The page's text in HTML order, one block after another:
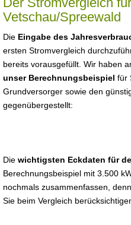
Vetschau/Spreewald
Die Eingabe des
ersten Stromvergleich
bereits vorausgefüllt. Wir haben
unser Berechnungsbeispiel für
Grundversorger sowie den
gegenübergestellt:
Die wichtigsten Eckdaten für
Berechnungsbeispiel mit 3.500
nochmals zusammenfassen,
Sie beim Vergleich